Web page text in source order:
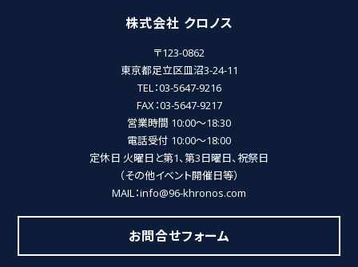
株式会社 クロノス
〒123-0862
東京都足立区皿沼3-24-11
TEL：03-5647-9216
FAX：03-5647-9217
営業時間 10:00～18:30
電話受付 10:00～18:00
定休日 火曜日と第1、第3日曜日、祝祭日
（その他イベント開催日等）
MAIL：info@96-khronos.com
お問合せフォーム